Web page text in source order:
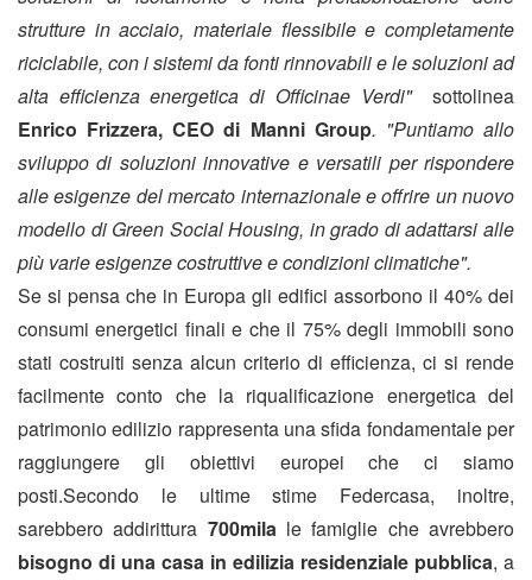
strutture in acciaio, materiale flessibile e completamente
riciclabile, con i sistemi da fonti rinnovabili e le soluzioni ad
alta efficienza energetica di Officinae Verdi" sottolinea
Enrico Frizzera, CEO di Manni Group. "Puntiamo allo
sviluppo di soluzioni innovative e versatili per rispondere
alle esigenze del mercato internazionale e offrire un nuovo
modello di Green Social Housing, in grado di adattarsi alle
più varie esigenze costruttive e condizioni climatiche".
Se si pensa che in Europa gli edifici assorbono il 40% dei
consumi energetici finali e che il 75% degli immobili sono
stati costruiti senza alcun criterio di efficienza, ci si rende
facilmente conto che la riqualificazione energetica del
patrimonio edilizio rappresenta una sfida fondamentale per
raggiungere gli obiettivi europei che ci siamo
posti.Secondo le ultime stime Federcasa, inoltre,
sarebbero addirittura 700milale famiglie che avrebbero
bisogno di una casa in edilizia residenziale pubblica, a